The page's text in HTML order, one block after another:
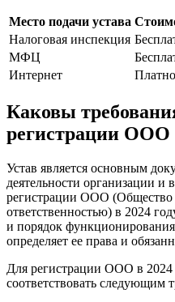
Место подачи устава
Налоговая инспекция
МФЦ
Интернет
Платно
Каковы
регистрации ООО
Устав является основным
деятельности организации
регистрации ООО (Общество
ответственностью) в 2024
и порядок
определяет ее права и
Для регистрации ООО в 2024
соответствовать следующим